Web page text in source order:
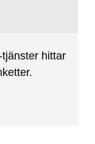
request
The time...
hittar